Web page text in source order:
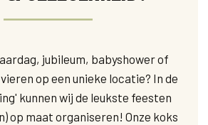
jubileum, babyshower of
op een unieke locatie? In de
kunnen wij de leukste feesten
op maat organiseren! Onze koks